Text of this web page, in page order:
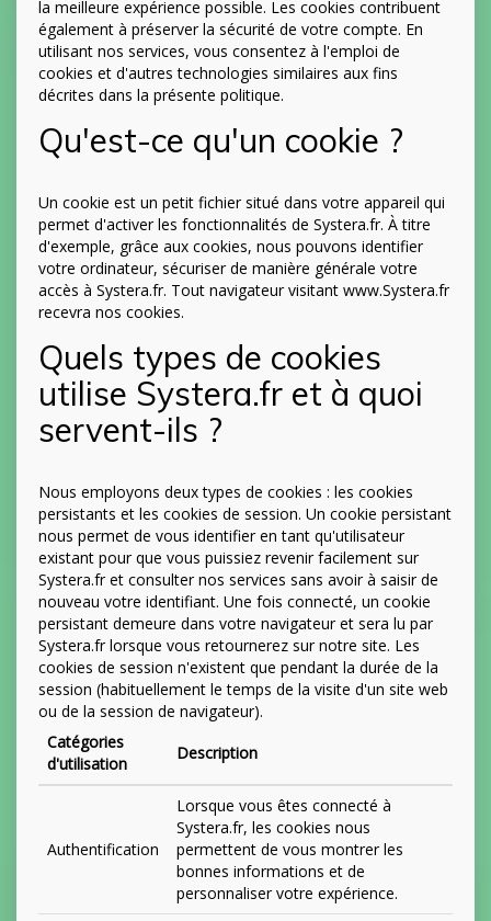
la meilleure expérience possible. Les cookies contribuent
également à préserver la sécurité de votre compte. En
utilisant nos services, vous consentez à l'emploi de
cookies et d'autres technologies similaires aux fins
décrites dans la présente politique.
Qu'est-ce qu'un cookie ?
Un cookie est un petit fichier situé dans votre appareil qui
permet d'activer les fonctionnalités de Systera.fr. À titre
d'exemple, grâce aux cookies, nous pouvons identifier
votre ordinateur, sécuriser de manière générale votre
accès à Systera.fr. Tout navigateur visitant www.Systera.fr
recevra nos cookies.
Quels types de cookies
utilise Systera.fr et à quoi
servent-ils ?
Nous employons deux types de cookies : les cookies
persistants et les cookies de session. Un cookie persistant
nous permet de vous identifier en tant qu'utilisateur
existant pour que vous puissiez revenir facilement sur
Systera.fr et consulter nos services sans avoir à saisir de
nouveau votre identifiant. Une fois connecté, un cookie
persistant demeure dans votre navigateur et sera lu par
Systera.fr lorsque vous retournerez sur notre site. Les
cookies de session n'existent que pendant la durée de la
session (habituellement le temps de la visite d'un site web
ou de la session de navigateur).
Catégories
d'utilisation
Description
Authentification
Lorsque vous êtes connecté à
Systera.fr, les cookies nous
permettent de vous montrer les
bonnes informations et de
personnaliser votre expérience.